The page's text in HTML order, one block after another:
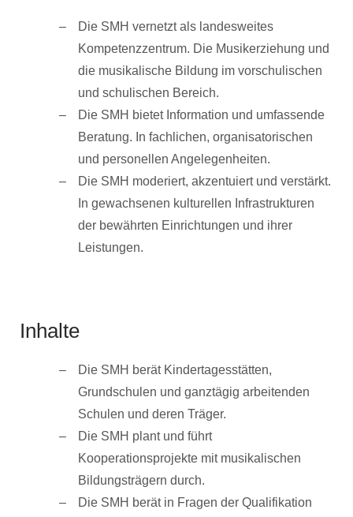
Die SMH vernetzt als landesweites
Kompetenzzentrum. Die Musikerziehung und
die musikalische Bildung im vorschulischen
und schulischen Bereich.
Die SMH bietet Information und umfassende
Beratung. In fachlichen, organisatorischen
und personellen Angelegenheiten.
Die SMH moderiert, akzentuiert und verstärkt.
In gewachsenen kulturellen Infrastrukturen
der bewährten Einrichtungen und ihrer
Leistungen.
Inhalte
Die SMH berät Kindertagesstätten,
Grundschulen und ganztägig arbeitenden
Schulen und deren Träger.
Die SMH plant und führt
Kooperationsprojekte mit musikalischen
Bildungsträgern durch.
Die SMH berät in Fragen der Qualifikation